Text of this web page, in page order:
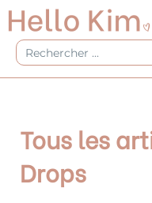
Aller
au
contenu
Rechercher
Tous les
Drops